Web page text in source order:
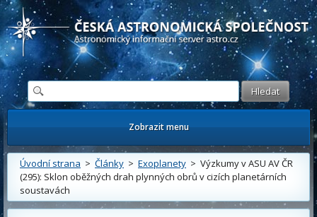
Česká astronomická společnost - Informační astronomický server
Zobrazit menu
Úvodní strana > Články > Exoplanety > Výzkumy v ASU AV ČR
(295): Sklon oběžných drah plynných obrů v cizích planetárních
soustavách